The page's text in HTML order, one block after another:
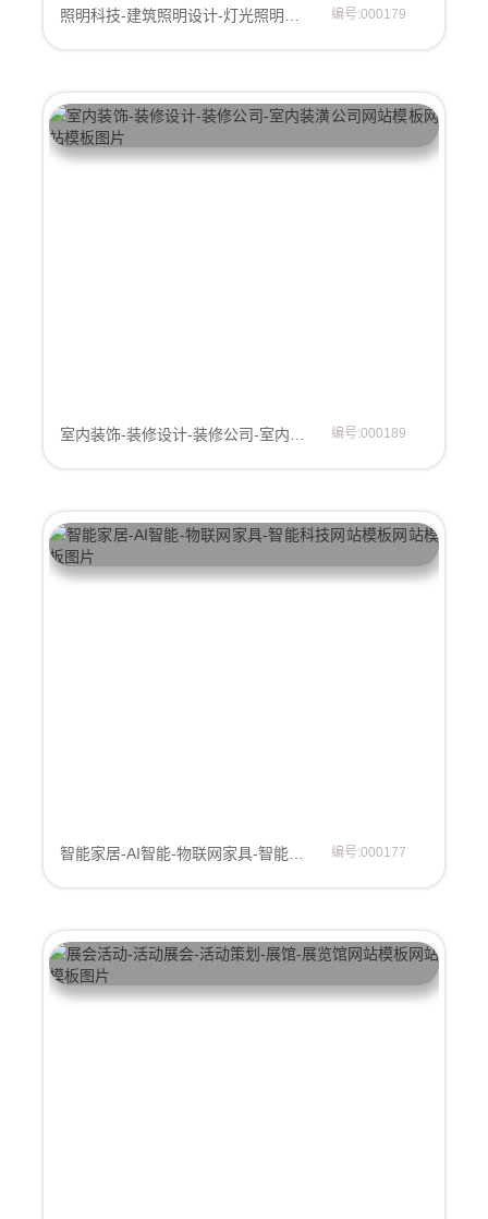
照明科技-建筑照明设计-灯光照明设计-城市亮化工程公司网站模板 编号:000179
室内装饰-装修设计-装修公司-室内装潢公司网站模板 编号:000189
智能家居-AI智能-物联网家具-智能科技网站模板 编号:000177